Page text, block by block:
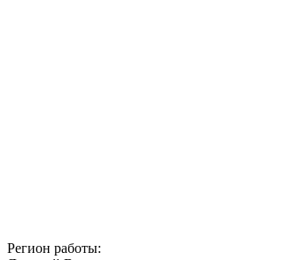
Регион работы: